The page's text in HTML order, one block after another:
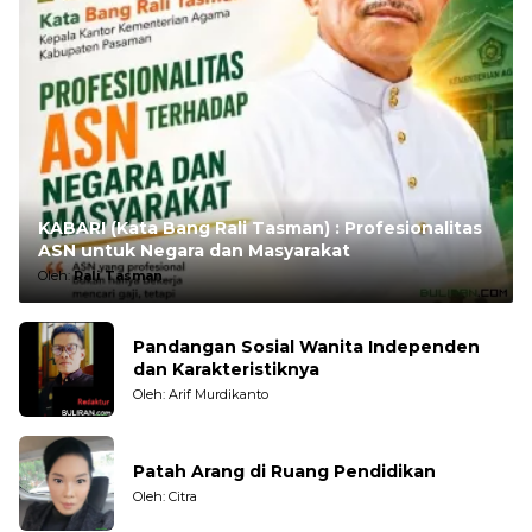
KABARI (Kata Bang Rali Tasman) : Profesionalitas
ASN untuk Negara dan Masyarakat
Oleh:Rali Tasman
Pandangan Sosial Wanita Independen
dan Karakteristiknya
Oleh: Arif Murdikanto
Patah Arang di Ruang Pendidikan
Oleh: Citra